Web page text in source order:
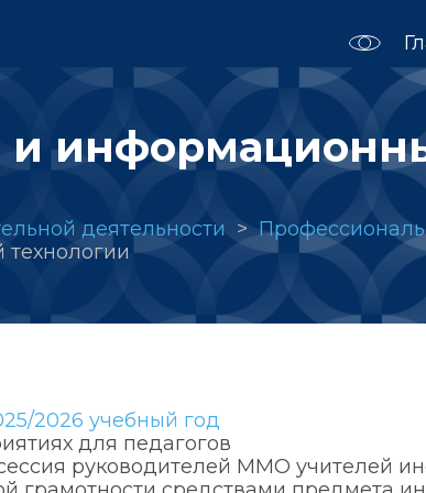
деятельности
2026 учебный год
для педагогов
руководителей ММО учителей